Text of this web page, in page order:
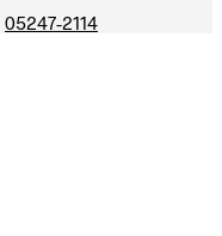
05247-2114